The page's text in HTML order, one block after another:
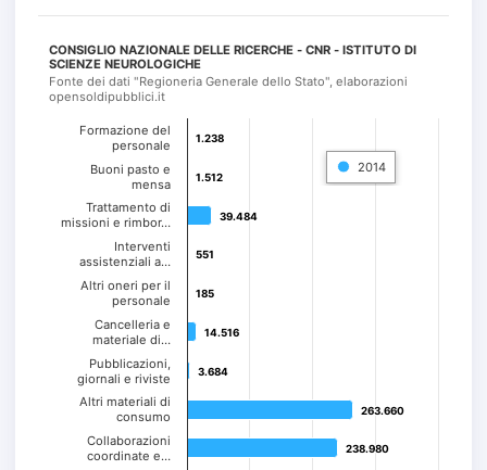
CONSIGLIO NAZIONALE DELLE RICERCHE - CNR - ISTITUTO DI
SCIENZE NEUROLOGICHE
Fonte dei dati "Regioneria Generale dello Stato", elaborazioni
opensoldipubblici.it
1.238
1.238
1.512
1.512
39.484
39.484
551
551
185
185
14.516
14.516
3.684
3.684
263.660
263.660
238.980
238.980
2014
Formazione del
personale
Buoni pasto e
mensa
Trattamento di
missioni e rimbor…
Interventi
assistenziali a…
Altri oneri per il
personale
Cancelleria e
materiale di…
Pubblicazioni,
giornali e riviste
Altri materiali di
consumo
Collaborazioni
coordinate e…